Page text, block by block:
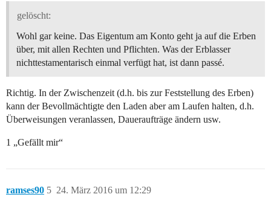
gelöscht:
Wohl gar keine. Das Eigentum am Konto geht ja auf die Erben
über, mit allen Rechten und Pflichten. Was der Erblasser
nichttestamentarisch einmal verfügt hat, ist dann passé.
Richtig. In der Zwischenzeit (d.h. bis zur Feststellung des Erben)
kann der Bevollmächtigte den Laden aber am Laufen halten, d.h.
Überweisungen veranlassen, Daueraufträge ändern usw.
1 „Gefällt mir“
ramses90 24. März 2016 um 12:29
5